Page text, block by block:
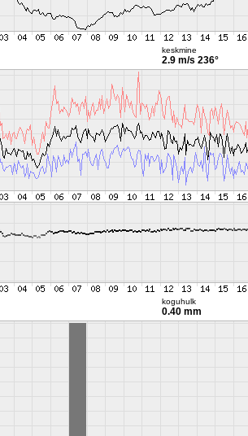
keskmine
2.9 m/s 236°
koguhulk
0.40 mm